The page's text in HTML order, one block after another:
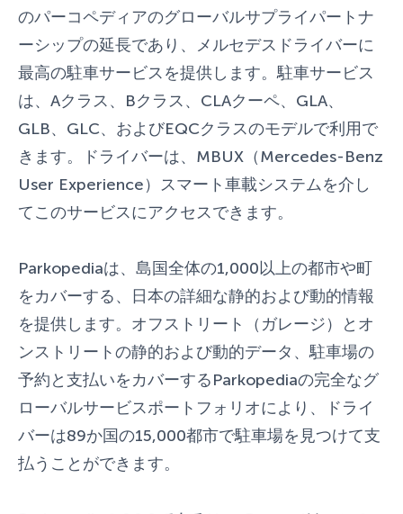
のパーコペディアのグローバルサプライパートナ
ーシップの延長であり、メルセデスドライバーに
最高の駐車サービスを提供します。駐車サービス
は、Aクラス、Bクラス、CLAクーペ、GLA、
GLB、GLC、およびEQCクラスのモデルで利用で
きます。ドライバーは、MBUX（Mercedes-Benz
User Experience）スマート車載システムを介し
てこのサービスにアクセスできます。
Parkopediaは、島国全体の1,000以上の都市や町
をカバーする、日本の詳細な静的および動的情報
を提供します。オフストリート（ガレージ）とオ
ンストリートの静的および動的データ、駐車場の
予約と支払いをカバーするParkopediaの完全なグ
ローバルサービスポートフォリオにより、ドライ
バーは89か国の15,000都市で駐車場を見つけて支
払うことができます。